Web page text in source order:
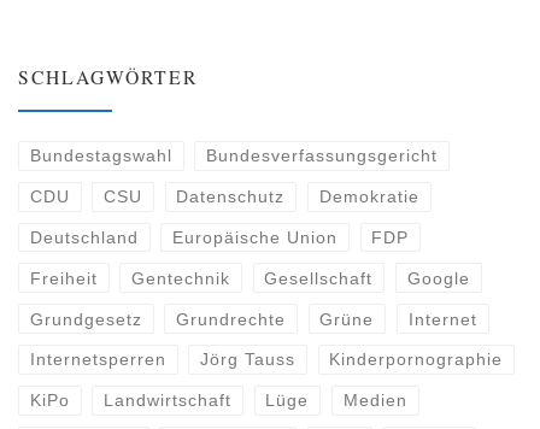
SCHLAGWÖRTER
Bundestagswahl Bundesverfassungsgericht
CDU CSU Datenschutz Demokratie
Deutschland Europäische Union FDP
Freiheit Gentechnik Gesellschaft Google
Grundgesetz Grundrechte Grüne Internet
Internetsperren Jörg Tauss Kinderpornographie
KiPo Landwirtschaft Lüge Medien